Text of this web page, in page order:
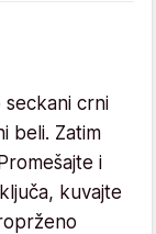
seckani crni
beli. Zatim
i
kuvajte